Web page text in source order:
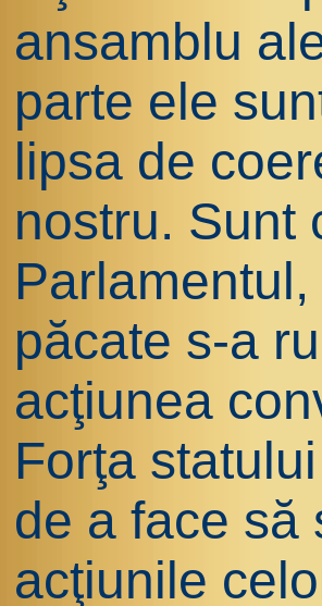
ansamblu
parte ele
lipsa de
nostru. Sunt
păcate s-a
acţiunea
Forţa
de a face să
acţiunile